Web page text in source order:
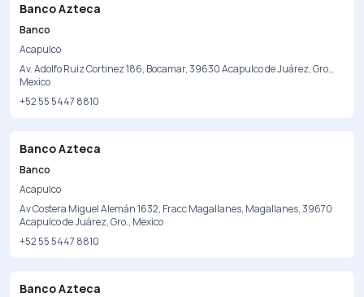
Banco Azteca
Banco
Acapulco
Av. Adolfo Ruiz Cortinez 186, Bocamar, 39630 Acapulco de Juárez, Gro.,
Mexico
+52 55 5447 8810
Banco Azteca
Banco
Acapulco
Av Costera Miguel Alemán 1632, Fracc Magallanes, Magallanes, 39670
Acapulco de Juárez, Gro., Mexico
+52 55 5447 8810
Banco Azteca